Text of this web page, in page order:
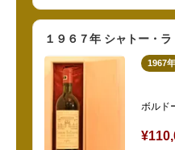
１９６７年 シャトー・ラ
1967年
ボルド